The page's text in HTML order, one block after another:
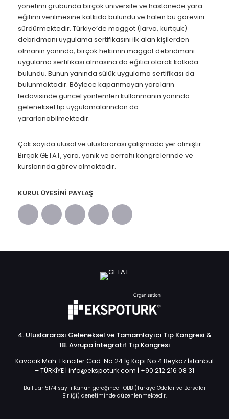
yönetimi grubunda birçok üniversite ve hastanede yara
eğitimi verilmesine katkıda bulundu ve halen bu görevini
sürdürmektedir. Türkiye’de maggot (larva, kurtçuk)
debridmanı uygulama sertifikasını ilk alan kişilerden
olmanın yanında, birçok hekimin maggot debridmanı
uygulama sertifikası almasına da eğitici olarak katkıda
bulundu. Bunun yanında sülük uygulama sertifikası da
bulunmaktadır. Böylece kapanmayan yaraların
tedavisinde güncel yöntemleri kullanmanın yanında
geleneksel tıp uygulamalarından da
yararlanabilmektedir.
Çok sayıda ulusal ve uluslararası çalışmada yer almıştır.
Birçok GETAT, yara, yanık ve cerrahi kongrelerinde ve
kurslarında görev almaktadır.
KURUL ÜYESINI PAYLAŞ
4. Uluslararası Geleneksel ve Tamamlayıcı Tıp Kongresi &
18. Avrupa İntegratif Tıp Kongresi
Kavacık Mah. Ekinciler Cad. No:24 İç Kapı No:4 Beykoz İstanbul
– TÜRKİYE | info@ekspoturk.com | +90 212 216 08 31
Bu Fuar 5174 sayılı Kanun gereğince TOBB (Türkiye Odalar ve Borsalar
Birliği) denetiminde düzenlenmektedir.